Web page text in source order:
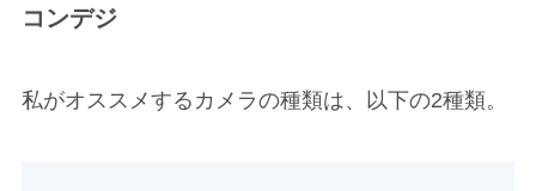
コンデジ
私がオススメするカメラの種類は、以下の2種類。